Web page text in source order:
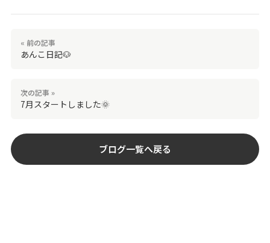
« 前の記事
あんこ日記🐶
次の記事 »
7月スタートしました🌞
ブログ一覧へ戻る